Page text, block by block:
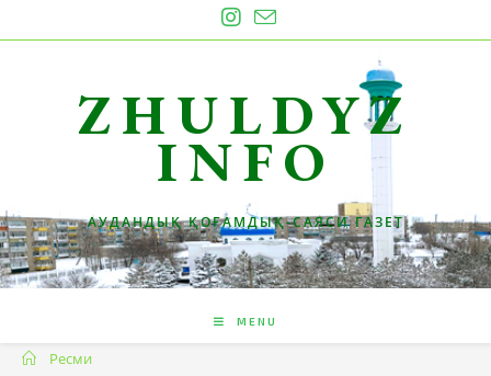
to
ZHULDYZ
INFO
АУДАНДЫҚ ҚОҒАМДЫҚ-САЯСИ ГАЗЕТ
MENU
Ресми